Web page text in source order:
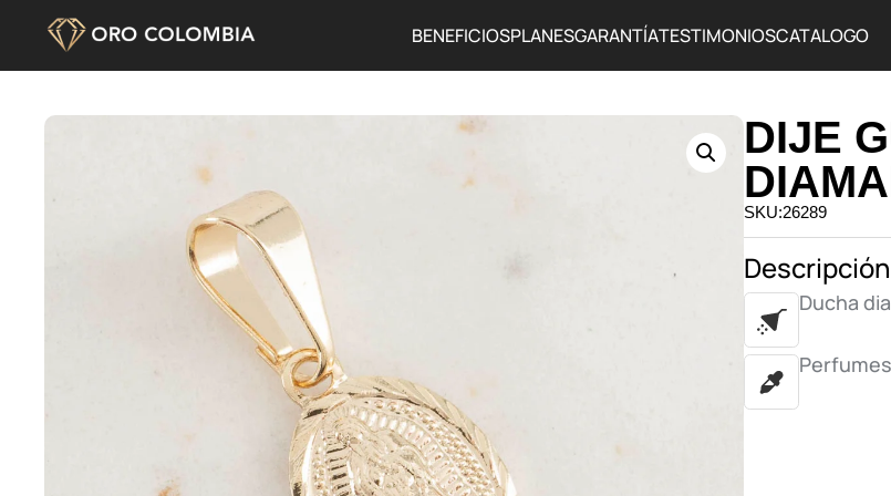
BENEFICIOSPLANESGARANTÍATESTIMONIOSCATALOGO
DIJE
SKU:26289
Descripción
Ducha